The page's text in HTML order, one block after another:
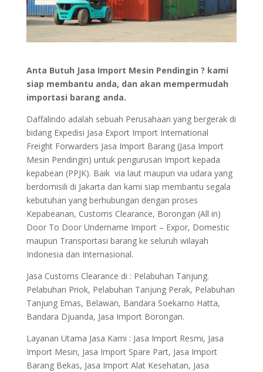
Anta Butuh Jasa Import Mesin Pendingin ? kami
siap membantu anda, dan akan mempermudah
importasi barang anda.
Daffalindo adalah sebuah Perusahaan yang bergerak di
bidang Expedisi Jasa Export Import International
Freight Forwarders Jasa Import Barang (Jasa Import
Mesin Pendingin) untuk pengurusan Import kepada
kepabean (PPJK). Baik via laut maupun via udara yang
berdomisili di Jakarta dan kami siap membantu segala
kebutuhan yang berhubungan dengan proses
Kepabeanan, Customs Clearance, Borongan (All in)
Door To Door Undername Import – Expor, Domestic
maupun Transportasi barang ke seluruh wilayah
Indonesia dan Internasional.
Jasa Customs Clearance di : Pelabuhan Tanjung.
Pelabuhan Priok, Pelabuhan Tanjung Perak, Pelabuhan
Tanjung Emas, Belawan, Bandara Soekarno Hatta,
Bandara Djuanda, Jasa Import Borongan.
Layanan Utama Jasa Kami : Jasa Import Resmi, Jasa
Import Mesin, Jasa Import Spare Part, Jasa Import
Barang Bekas, Jasa Import Alat Kesehatan, Jasa